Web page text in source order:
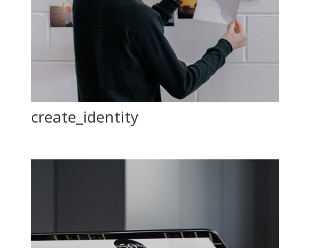
create_identity